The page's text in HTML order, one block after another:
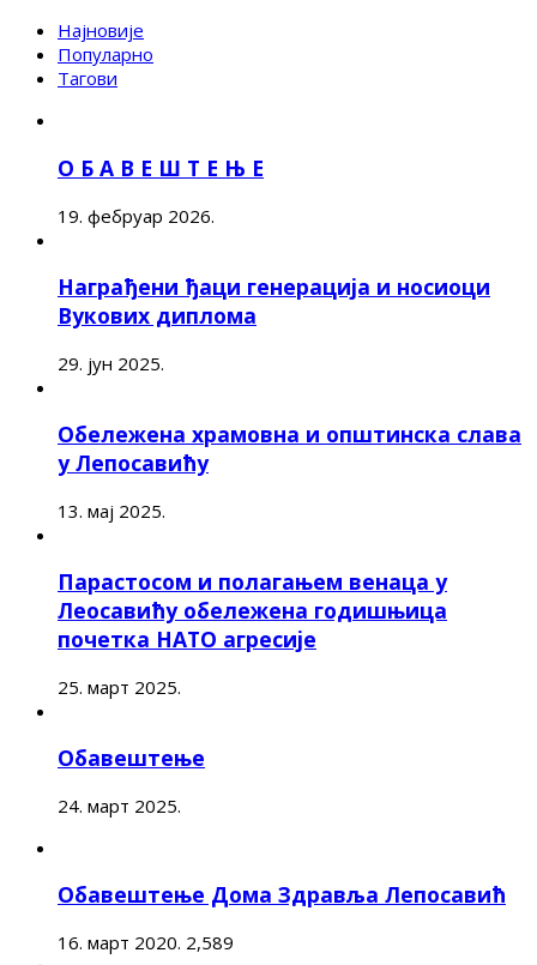
Најновије
Популарно
Тагови
О Б А В Е Ш Т Е Њ Е
19. фебруар 2026.
Награђени ђаци генерација и носиоци
Вукових диплома
29. јун 2025.
Обележена храмовна и општинска слава
у Лепосавићу
13. мај 2025.
Парастосом и полагањем венаца у
Леосавићу обележена годишњица
почетка НАТО агресије
25. март 2025.
Обавештење
24. март 2025.
Обавештење Дома Здравља Лепосавић
16. март 2020. 2,589